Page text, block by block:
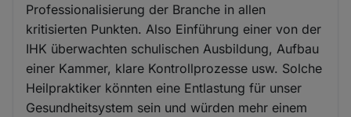
Professionalisierung der Branche in allen
kritisierten Punkten. Also Einführung einer von der
IHK überwachten schulischen Ausbildung, Aufbau
einer Kammer, klare Kontrollprozesse usw. Solche
Heilpraktiker könnten eine Entlastung für unser
Gesundheitsystem sein und würden mehr einem